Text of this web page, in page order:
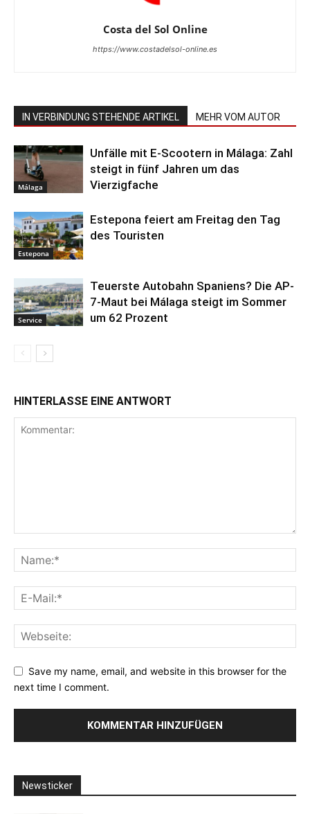
Costa del Sol Online
https://www.costadelsol-online.es
IN VERBINDUNG STEHENDE ARTIKEL MEHR VOM AUTOR
Málaga
Unfälle mit E-Scootern in Málaga: Zahl
steigt in fünf Jahren um das
Vierzigfache
Estepona
Estepona feiert am Freitag den Tag
des Touristen
Service
Teuerste Autobahn Spaniens? Die AP-
7-Maut bei Málaga steigt im Sommer
um 62 Prozent
HINTERLASSE EINE ANTWORT
Save my name, email, and website in this browser for the
next time I comment.
Newsticker